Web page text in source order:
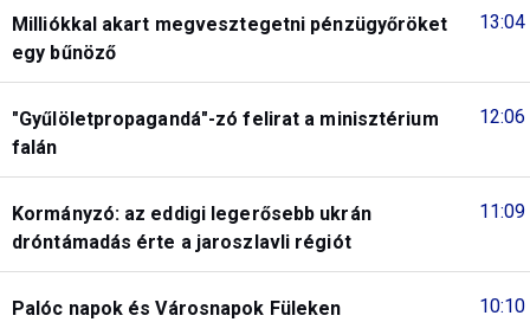
13:04
Milliókkal akart megvesztegetni pénzügyőröket
egy bűnöző
12:06
"Gyűlöletpropagandá"-zó felirat a minisztérium
falán
11:09
Kormányzó: az eddigi legerősebb ukrán
dróntámadás érte a jaroszlavli régiót
10:10
Palóc napok és Városnapok Füleken